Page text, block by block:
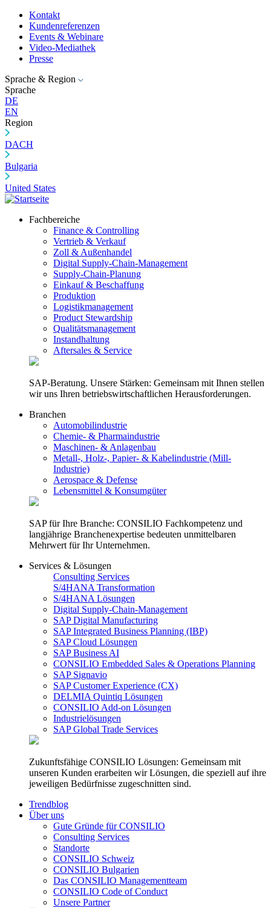
Kontakt
Kundenreferenzen
Events & Webinare
Video-Mediathek
Presse
Sprache & Region
Sprache
DE
EN
Region
DACH
Bulgaria
United States
Fachbereiche
Finance & Controlling
Vertrieb & Verkauf
Zoll & Außenhandel
Digital Supply-Chain-Management
Supply-Chain-Planung
Einkauf & Beschaffung
Produktion
Logistikmanagement
Product Stewardship
Qualitätsmanagement
Instandhaltung
Aftersales & Service
SAP-Beratung. Unsere Stärken: Gemeinsam mit Ihnen stellen
wir uns Ihren betriebswirtschaftlichen Herausforderungen.
Branchen
Automobilindustrie
Chemie- & Pharmaindustrie
Maschinen- & Anlagenbau
Metall-, Holz-, Papier- & Kabelindustrie (Mill-
Industrie)
Aerospace & Defense
Lebensmittel & Konsumgüter
SAP für Ihre Branche: CONSILIO Fachkompetenz und
langjährige Branchenexpertise bedeuten unmittelbaren
Mehrwert für Ihr Unternehmen.
Services & Lösungen
Consulting Services
S/4HANA Transformation
S/4HANA Lösungen
Digital Supply-Chain-Management
SAP Digital Manufacturing
SAP Integrated Business Planning (IBP)
SAP Cloud Lösungen
SAP Business AI
CONSILIO Embedded Sales & Operations Planning
SAP Signavio
SAP Customer Experience (CX)
DELMIA Quintiq Lösungen
CONSILIO Add-on Lösungen
Industrielösungen
SAP Global Trade Services
Zukunftsfähige CONSILIO Lösungen: Gemeinsam mit
unseren Kunden erarbeiten wir Lösungen, die speziell auf ihre
jeweiligen Bedürfnisse zugeschnitten sind.
Trendblog
Über uns
Gute Gründe für CONSILIO
Consulting Services
Standorte
CONSILIO Schweiz
CONSILIO Bulgarien
Das CONSILIO Managementteam
CONSILIO Code of Conduct
Unsere Partner